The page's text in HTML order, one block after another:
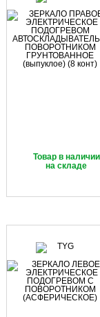
Товар в наличии
на складе